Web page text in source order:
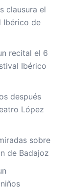
clausura el
Ibérico de
recital el 6
Ibérico
después
López
sobre
de Badajoz